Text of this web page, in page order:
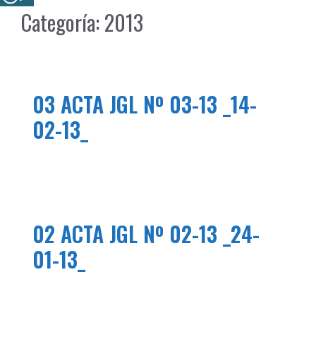
Categoría:2013
03 ACTA JGL Nº 03-13 _14-
02-13_
02 ACTA JGL Nº 02-13 _24-
01-13_